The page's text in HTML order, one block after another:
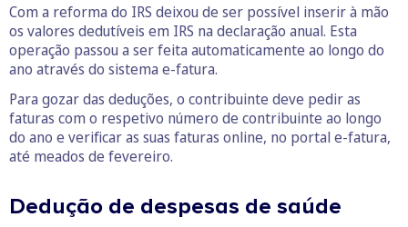
Com a reforma do IRS deixou de ser possível inserir à mão
os valores dedutíveis em IRS na declaração anual. Esta
operação passou a ser feita automaticamente ao longo do
ano através do sistema e-fatura.
Para gozar das deduções, o contribuinte deve pedir as
faturas com o respetivo número de contribuinte ao longo
do ano e verificar as suas faturas online, no portal e-fatura,
até meados de fevereiro.
Dedução de despesas de saúde